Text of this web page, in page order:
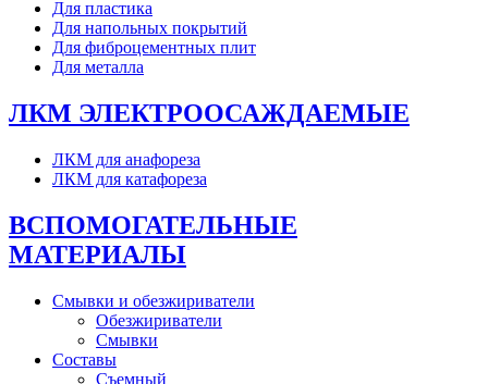
Для пластика
Для напольных покрытий
Для фиброцементных плит
Для металла
ЛКМ ЭЛЕКТРООСАЖДАЕМЫЕ
ЛКМ для анафореза
ЛКМ для катафореза
ВСПОМОГАТЕЛЬНЫЕ
МАТЕРИАЛЫ
Смывки и обезжириватели
Обезжириватели
Смывки
Составы
Съемный